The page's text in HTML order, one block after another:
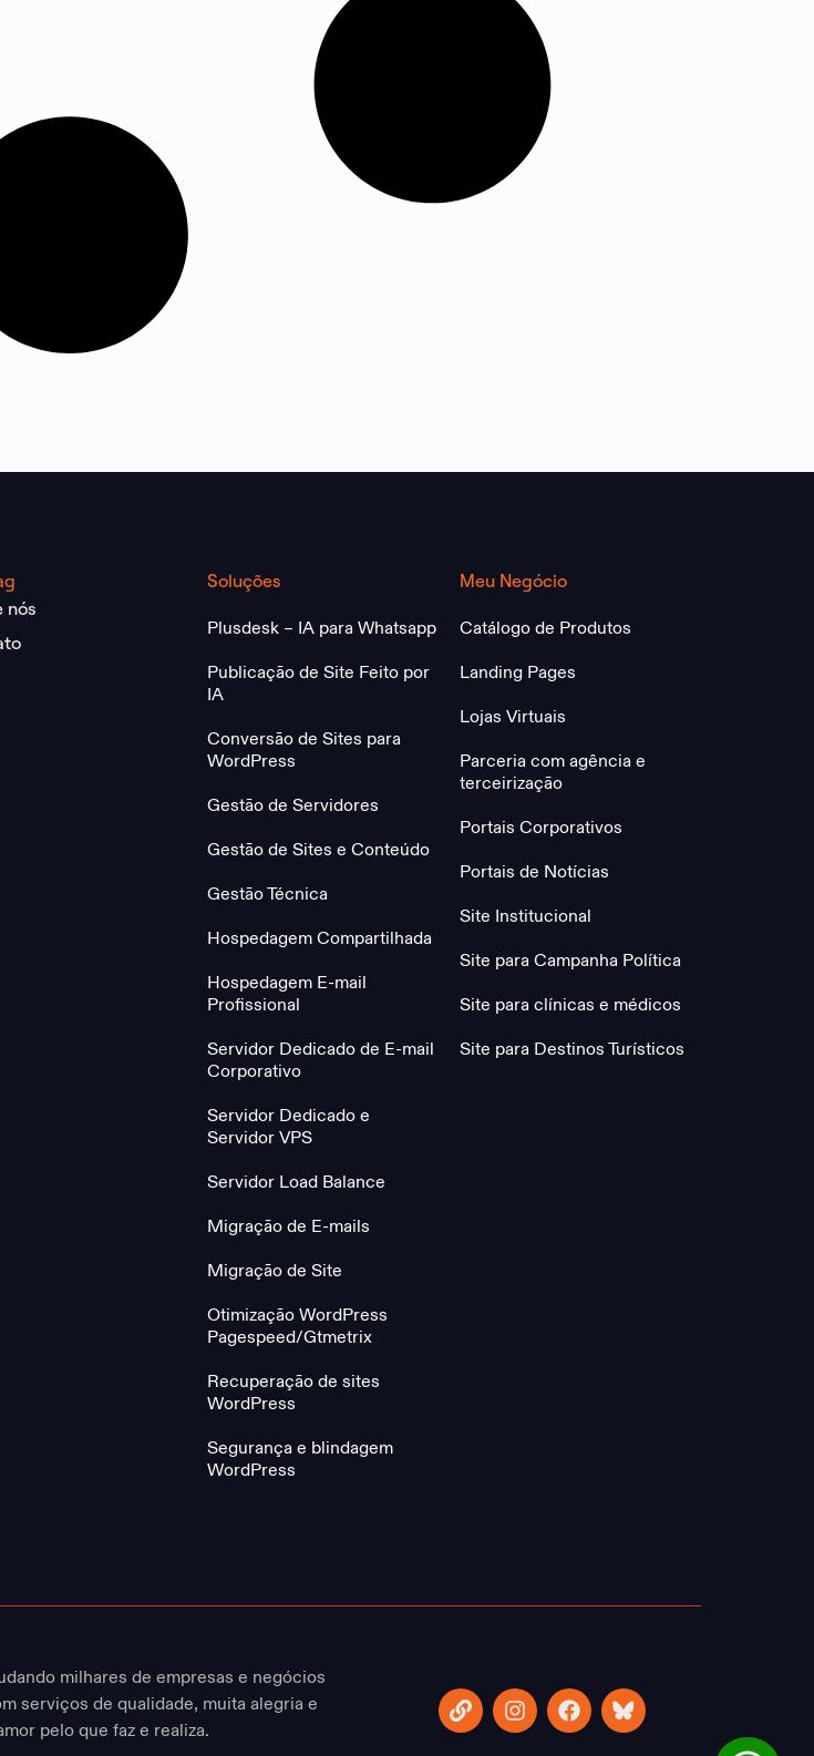
nós
Soluções
Plusdesk – IA para Whatsapp
Publicação de Site Feito por
IA
Conversão de Sites para
WordPress
Gestão de Servidores
Gestão de Sites e Conteúdo
Gestão Técnica
Hospedagem Compartilhada
Hospedagem E-mail
Profissional
Servidor Dedicado de E-mail
Corporativo
Servidor Dedicado e
Servidor VPS
Servidor Load Balance
Migração de E-mails
Migração de Site
Otimização WordPress
Pagespeed/Gtmetrix
Recuperação de sites
WordPress
Segurança e blindagem
WordPress
Meu Negócio
Catálogo de Produtos
Landing Pages
Lojas Virtuais
Parceria com agência e
terceirização
Portais Corporativos
Portais de Notícias
Site Institucional
Site para Campanha Política
Site para clínicas e médicos
Site para Destinos Turísticos
milhares de empresas e negócios
serviços de qualidade, muita alegria e
pelo que faz e realiza.